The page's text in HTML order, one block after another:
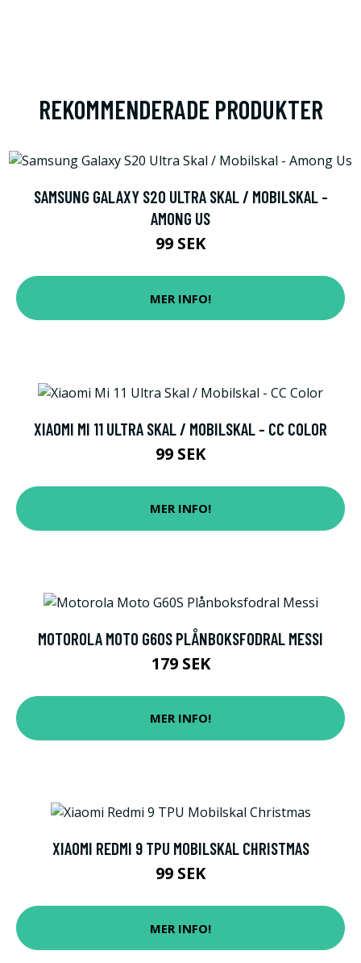
REKOMMENDERADE PRODUKTER
SAMSUNG GALAXY S20 ULTRA SKAL / MOBILSKAL -
AMONG US
99 SEK
MER INFO!
XIAOMI MI 11 ULTRA SKAL / MOBILSKAL - CC COLOR
99 SEK
MER INFO!
MOTOROLA MOTO G60S PLÅNBOKSFODRAL MESSI
179 SEK
MER INFO!
XIAOMI REDMI 9 TPU MOBILSKAL CHRISTMAS
99 SEK
MER INFO!